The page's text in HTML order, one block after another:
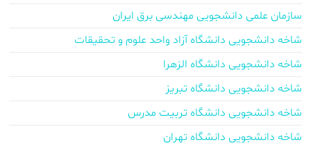
سازمان علمی دانشجویی مهندسی برق ایران
شاخه دانشجویی دانشگاه آزاد واحد علوم و تحقیقات
شاخه دانشجویی دانشگاه الزهرا
شاخه دانشجویی دانشگاه تبریز
شاخه دانشجویی دانشگاه تربیت مدرس
شاخه دانشجویی دانشگاه تهران